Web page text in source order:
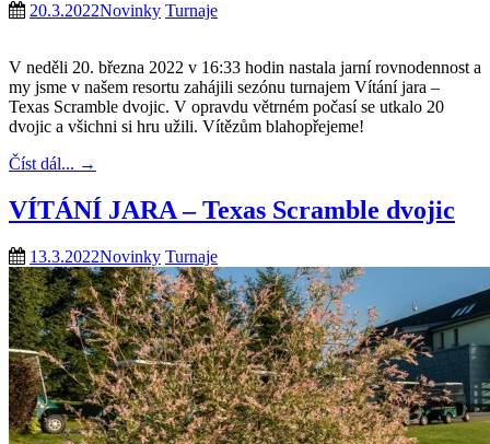
20.3.2022Novinky Turnaje
V neděli 20. března 2022 v 16:33 hodin nastala jarní rovnodennost a
my jsme v našem resortu zahájili sezónu turnajem Vítání jara –
Texas Scramble dvojic. V opravdu větrném počasí se utkalo 20
dvojic a všichni si hru užili. Vítězům blahopřejeme!
Číst dál... →
VÍTÁNÍ JARA – Texas Scramble dvojic
13.3.2022Novinky Turnaje